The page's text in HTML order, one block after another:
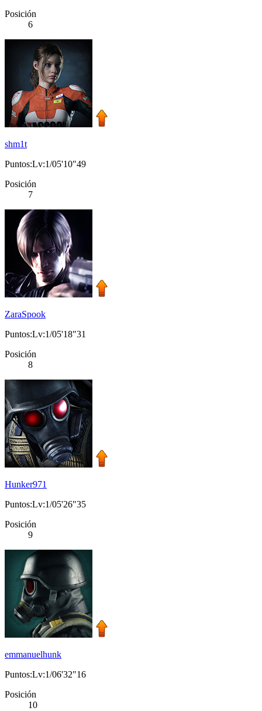
Posición
6
shm1t
Puntos:Lv:1/05'10"49
Posición
7
ZaraSpook
Puntos:Lv:1/05'18"31
Posición
8
Hunker971
Puntos:Lv:1/05'26"35
Posición
9
emmanuelhunk
Puntos:Lv:1/06'32"16
Posición
10